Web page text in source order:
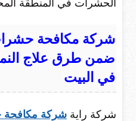
الحشرات في المنطقة
شركة مكافحة
ضمن طرق علاج
في البيت
شركة راية شركة مكافحة